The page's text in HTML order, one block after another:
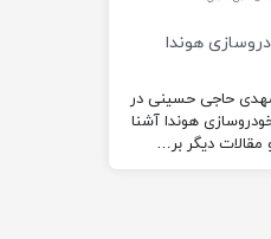
هوندا
حاجی حسینی در
هوندا آشنا
مقالات دیگر بر…